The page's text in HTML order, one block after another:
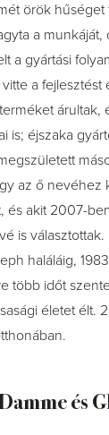
örök hűséget
a munkáját,
a gyártási
a fejlesztést
árultak,
is; éjszaka
az ő nevéhez
és akit 2007-
is
haláláig,
több időt
életet élt.
és